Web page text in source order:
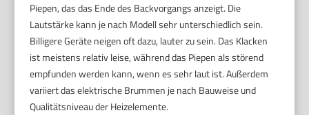
Piepen, das das Ende des Backvorgangs anzeigt. Die
Lautstärke kann je nach Modell sehr unterschiedlich sein.
Billigere Geräte neigen oft dazu, lauter zu sein. Das Klacken
ist meistens relativ leise, während das Piepen als störend
empfunden werden kann, wenn es sehr laut ist. Außerdem
variiert das elektrische Brummen je nach Bauweise und
Qualitätsniveau der Heizelemente.